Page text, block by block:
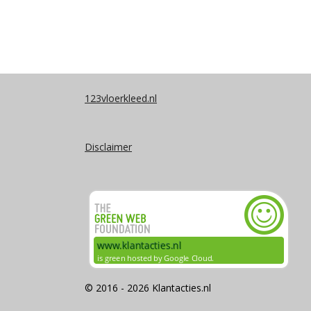
123vloerkleed.nl
Disclaimer
© 2016 - 2026 Klantacties.nl